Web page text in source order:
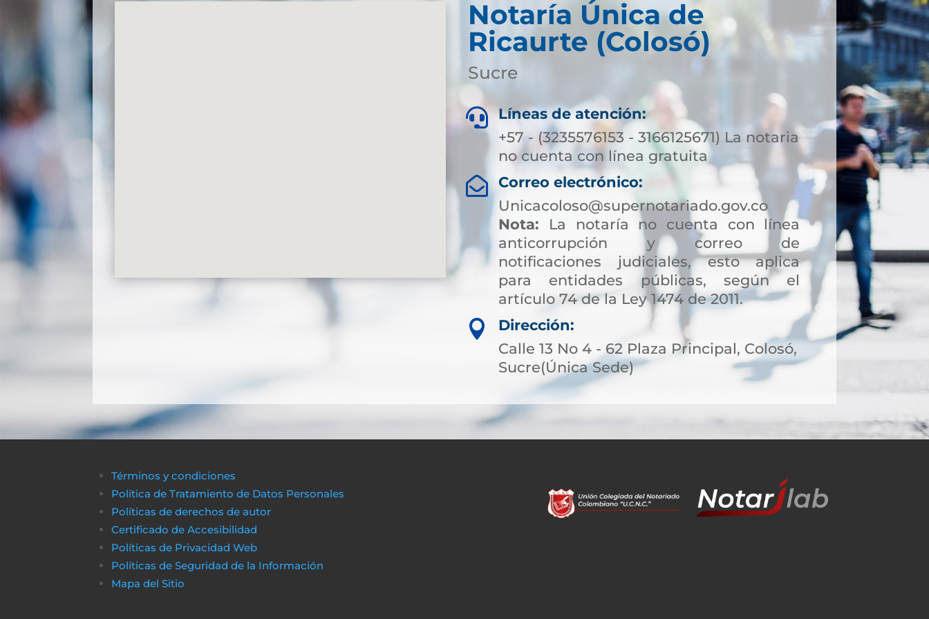
Notaría Única de
Ricaurte (Colosó)
Sucre
 Líneas de atención:
+57 - (3235576153 - 3166125671) La notaria
no cuenta con línea gratuita

Correo electrónico:
Unicacoloso@supernotariado.gov.co
Nota: La notaría no cuenta con línea
anticorrupción y correo de
notificaciones judiciales, esto aplica
para entidades públicas, según el
artículo 74 de la Ley 1474 de 2011.

Dirección:
Calle 13 No 4 - 62 Plaza Principal, Colosó,
Sucre(Única Sede)
Términos y condiciones
Política de Tratamiento de Datos Personales
Políticas de derechos de autor
Certificado de Accesibilidad
Políticas de Privacidad Web
Políticas de Seguridad de la Información
Mapa del Sitio